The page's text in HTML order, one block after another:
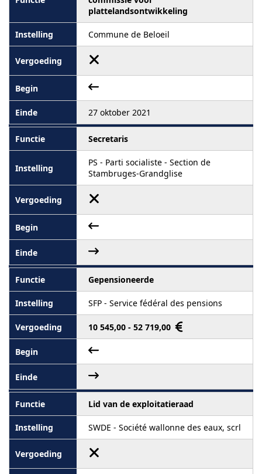
plattelandsontwikkeling
Commune de Beloeil
27 oktober 2021
Secretaris
PS - Parti socialiste - Section de
Stambruges-Grandglise
Gepensioneerde
SFP - Service fédéral des pensions
10 545,00 - 52 719,00
Lid van de exploitatieraad
SWDE - Société wallonne des eaux, scrl